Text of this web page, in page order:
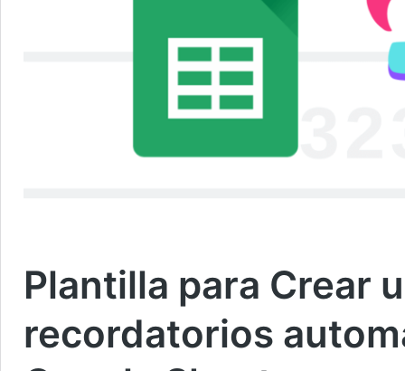
Plantilla para Crear
recordatorios